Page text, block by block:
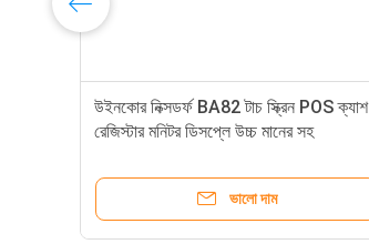
উইনকোর নিক্সডর্ফ BA82 টাচ স্ক্রিন POS ক্যাশ
রেজিস্টার মনিটর ডিসপ্লে উচ্চ মানের সহ
ভালো দাম